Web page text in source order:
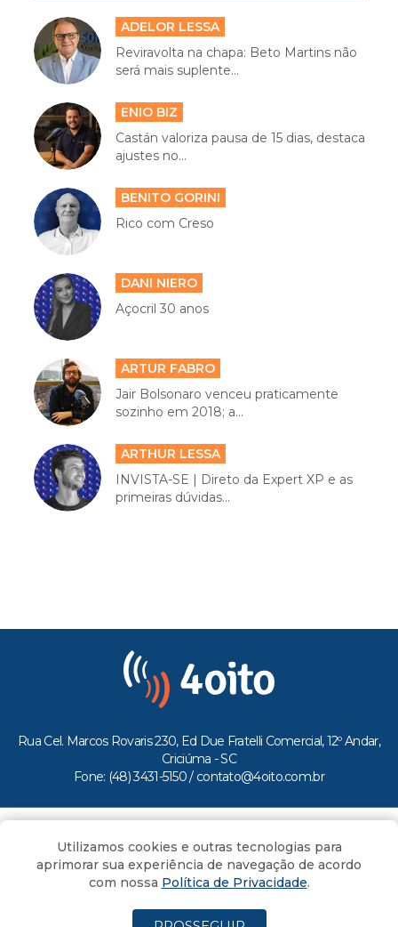
ADELOR LESSA
Reviravolta na chapa: Beto Martins não
será mais suplente...
ENIO BIZ
Castán valoriza pausa de 15 dias, destaca
ajustes no...
BENITO GORINI
Rico com Creso
DANI NIERO
Açocril 30 anos
ARTUR FABRO
Jair Bolsonaro venceu praticamente
sozinho em 2018; a...
ARTHUR LESSA
INVISTA-SE | Direto da Expert XP e as
primeiras dúvidas...
Rua Cel. Marcos Rovaris 230, Ed Due Fratelli Comercial, 12º Andar,
Criciúma - SC
Fone: (48) 3431-5150 / contato@4oito.com.br
Todos os direitos reservados ao Portal 4oito
Utilizamos cookies e outras tecnologias para
aprimorar sua experiência de navegação de acordo
com nossa Política de Privacidade.